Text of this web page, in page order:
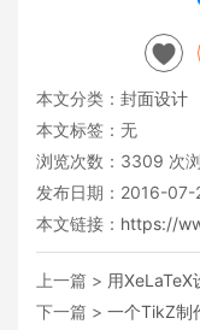
本文分类： 封面设计
本文标签：无
浏览次数： 3309 次
发布日期：2016-07-
本文链接： https://
上一篇 > 用
下一篇 > 一个TikZ制